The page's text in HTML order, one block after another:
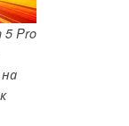
5 Pro